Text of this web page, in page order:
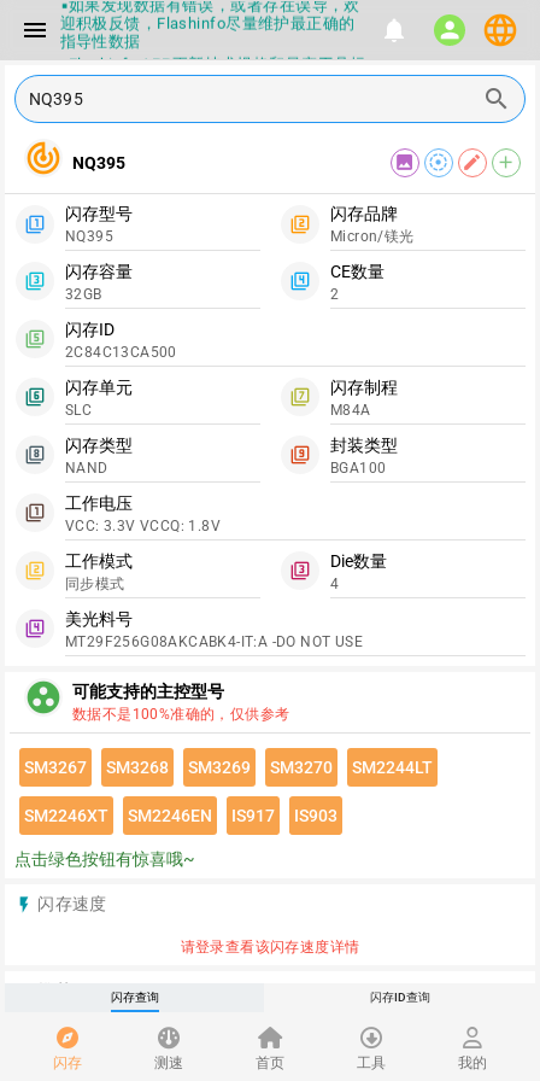
menu
迎积极反馈，Flashinfo尽量维护最正确的
指导性数据
▪Flashinfo APP更新技术规格和量产工具标
签啦，使用更加丝滑，快点击下载吧
▪兄弟们没事不要乱下载量产工具，过分了
下载服务会暂停一段时间才能恢复
本来就有不确定性，任何第三方工具提供的
一定可信的，因为数据都可以改，一定要有
正确的认知，不要随大流
▪如果发现数据有错误，或者存在误导，欢
指导性数据
▪Flashinfo APP更新技术规格和量产工具标
签啦，使用更加丝滑，快点击下载吧
notifications person language
闪存 测速 首页 工具 我的
search
track_changes NQ395 image filter_tilt_shift edit add
filter_1
闪存型号
NQ395
filter_2
闪存品牌
Micron/镁光
filter_3
闪存容量
32GB
filter_4
CE数量
2
filter_5
闪存ID
2C84C13CA500
filter_6
闪存单元
SLC
filter_7
闪存制程
M84A
filter_8
闪存类型
NAND
filter_9
封装类型
BGA100
filter_1
工作电压
VCC: 3.3V VCCQ: 1.8V
filter_2
工作模式
同步模式
filter_3
Die数量
4
filter_4
美光料号
MT29F256G08AKCABK4-IT:A -DO NOT USE
group_work 可能支持的主控型号
数据不是100%准确的，仅供参考
SM3267 SM3268 SM3269 SM3270 SM2244LT
SM2246XT SM2246EN IS917 IS903
点击绿色按钮有惊喜哦~
flash_on 闪存速度
请登录查看该闪存速度详情
闪存查询 闪存ID查询